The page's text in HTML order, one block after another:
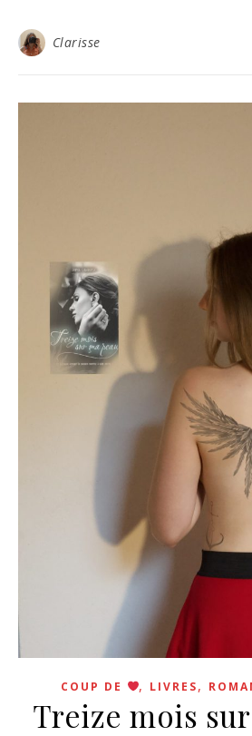
Clarisse
COUP DE , LIVRES,
Treize mois